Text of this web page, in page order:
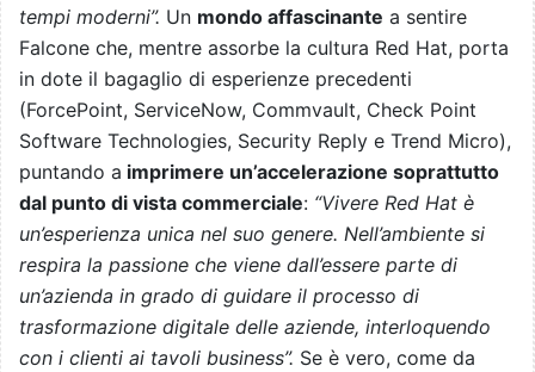
tempi moderni”. Un mondo affascinante a sentire
Falcone che, mentre assorbe la cultura Red Hat, porta
in dote il bagaglio di esperienze precedenti
(ForcePoint, ServiceNow, Commvault, Check Point
Software Technologies, Security Reply e Trend Micro),
puntando a imprimere un’accelerazione soprattutto
dal punto di vista commerciale: “Vivere Red Hat è
un’esperienza unica nel suo genere. Nell’ambiente si
respira la passione che viene dall’essere parte di
un’azienda in grado di guidare il processo di
trasformazione digitale delle aziende, interloquendo
con i clienti ai tavoli business”. Se è vero, come da